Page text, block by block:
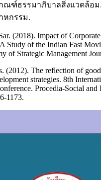
ณฑ์ธรรมาภิบาลสิ่งแวดล้อม
หกรรม.
(2018). Impact of
Study of the Indian Fast
of Strategic Management
(2012). The reflection of
strategies. 8th
Procedia-Social and
1173.